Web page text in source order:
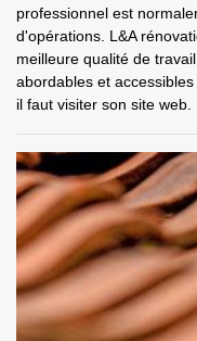
professionnel est
d'opérations. L&A
meilleure qualité de
abordables et
il faut visiter son site web.